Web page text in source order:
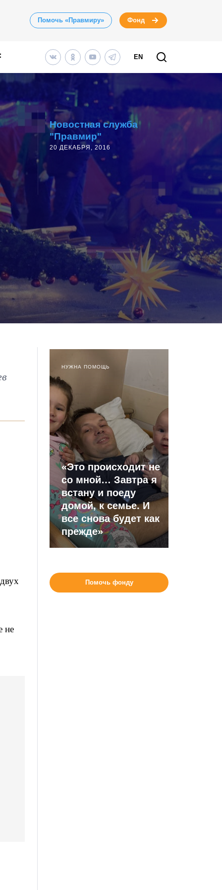
Помочь «Правмиру» Фонд
EN
Новостная служба
"Правмир"
20 ДЕКАБРЯ, 2016
не
НУЖНА ПОМОЩЬ
«Это происходит не
со мной… Завтра я
встану и поеду
домой, к семье. И
все снова будет как
прежде»
Помочь фонду